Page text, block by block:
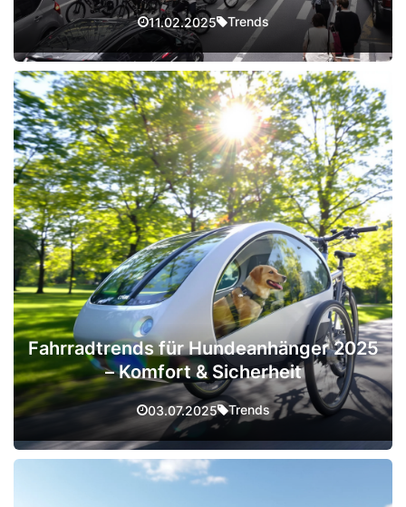
11.02.2025 Trends
Fahrradtrends für Hundeanhänger 2025
– Komfort & Sicherheit
03.07.2025 Trends